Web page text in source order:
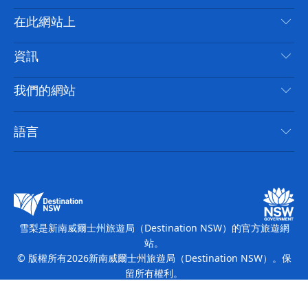
喳
喳
聯絡我們
免責聲明
隱私
Cookie 通知
在此網站上
目的地
要做的事情
新南威爾士州公路旅行
活動
住宿
資訊
旅行資訊
無障礙雪梨
列出您的業務
我們的網站
新南威爾士州旅遊局（Destination NSW）媒體中心
繽紛雪梨燈光音樂節
語言
雪梨是新南威爾士州旅遊局（Destination NSW）的官方旅遊網
站。
© 版權所有2026新南威爾士州旅遊局（Destination NSW）。保
留所有權利。